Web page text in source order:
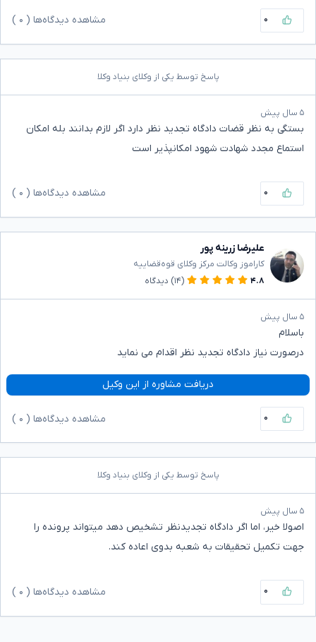
۰ مشاهده دیدگاه‌ها ( ۰
پاسخ توسط یکی از وکلای بنیاد وکلا
۵ سال پیش
بستگی به نظر قضات دادگاه تجدید نظر دارد اگر لازم بدانند بله امکان
استماع مجدد شهادت شهود امکانپذیر است
۰ مشاهده دیدگاه‌ها ( ۰
علیرضا زرینه پور
کاراموز وکالت مرکز وکلای قوه‌قضاییه
۴.۸
(۱۴) دیدگاه
۵ سال پیش
باسلام
درصورت نیاز دادگاه تجدید نظر اقدام می نماید
دریافت مشاوره از این وکیل
۰ مشاهده دیدگاه‌ها ( ۰
پاسخ توسط یکی از وکلای بنیاد وکلا
۵ سال پیش
اصولا خیر، اما اگر دادگاه تجدیدنظر تشخیص دهد میتواند پرونده را
جهت تکمیل تحقیقات به شعبه بدوی اعاده کند.
۰ مشاهده دیدگاه‌ها ( ۰